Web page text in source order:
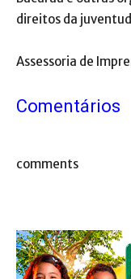
direitos da
Assessoria de
Comentários
comments